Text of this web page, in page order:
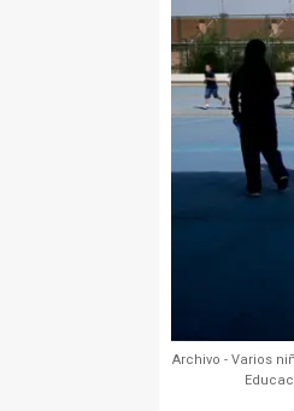
Archivo - Varios